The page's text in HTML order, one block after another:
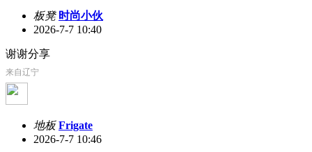
板凳 时尚小伙
2026-7-7 10:40
谢谢分享
来自辽宁
地板 Frigate
2026-7-7 10:46